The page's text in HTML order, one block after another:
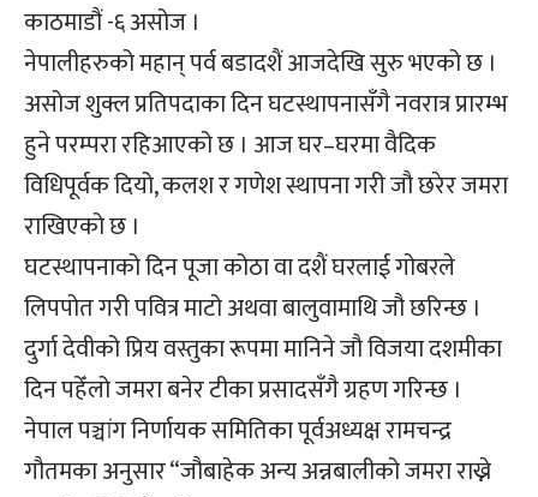
काठमाडौं -६ असोज ।
नेपालीहरुको महान् पर्व बडादशैं आजदेखि सुरु भएको छ ।
असोज शुक्ल प्रतिपदाका दिन घटस्थापनासँगै नवरात्र प्रारम्भ
हुने परम्परा रहिआएको छ । आज घर–घरमा वैदिक
विधिपूर्वक दियो, कलश र गणेश स्थापना गरी जौ छरेर जमरा
राखिएको छ ।
घटस्थापनाको दिन पूजा कोठा वा दशैं घरलाई गोबरले
लिपपोत गरी पवित्र माटो अथवा बालुवामाथि जौ छरिन्छ ।
दुर्गा देवीको प्रिय वस्तुका रूपमा मानिने जौ विजया दशमीका
दिन पहेँलो जमरा बनेर टीका प्रसादसँगै ग्रहण गरिन्छ ।
नेपाल पञ्चांग निर्णायक समितिका पूर्वअध्यक्ष रामचन्द्र
गौतमका अनुसार “जौबाहेक अन्य अन्नबालीको जमरा राख्ने